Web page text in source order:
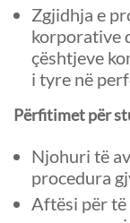
Zgjidhja e
korporative
çështjeve
i tyre në
Përfitimet për
Njohuri të
procedura
Aftësi për të